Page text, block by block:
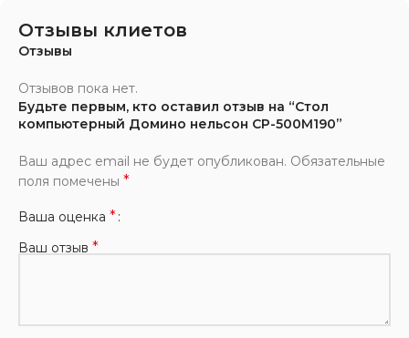
Отзывы клиетов
Отзывы
Отзывов пока нет.
Будьте первым, кто оставил отзыв на “Стол
компьютерный Домино нельсон СР-500М190”
Ваш адрес email не будет опубликован. Обязательные
поля помечены *
Ваша оценка *
Ваш отзыв *